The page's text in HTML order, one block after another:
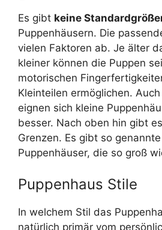
Es gibt keine
Puppenhäusern. Die
vielen Faktoren ab. Je älter
kleiner können die Puppen
motorischen
Kleinteilen ermöglichen.
eignen sich kleine
besser. Nach oben hin gibt
Grenzen. Es gibt so genannte
Puppenhäuser, die so groß
Puppenhaus Stile
In welchem Stil das
natürlich primär vom